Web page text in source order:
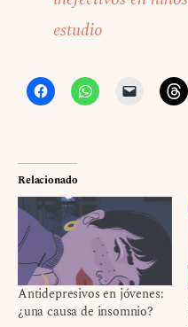
estudio
Relacionado
Antidepresivos en jóvenes:
¿una causa de insomnio?